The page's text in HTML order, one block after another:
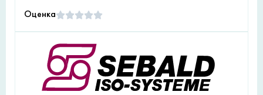
Оценка